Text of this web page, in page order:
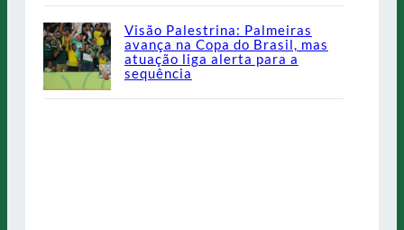
Visão Palestrina: Palmeiras
avança na Copa do Brasil, mas
atuação liga alerta para a
sequência